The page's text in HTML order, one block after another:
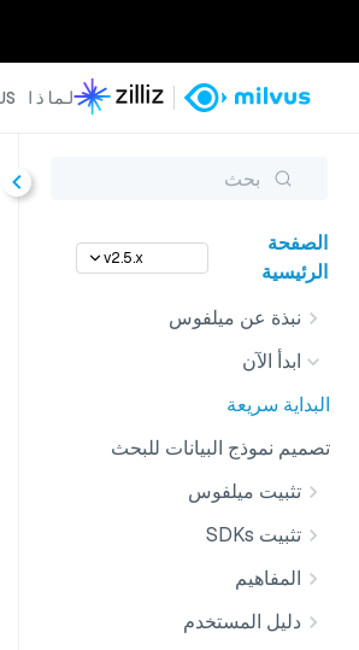
لماذا MILVUS؟
بحث
الصفحة
الرئيسية
v2.5.x
نبذة عن ميلفوس
ابدأ الآن
البداية سريعة
تصميم نموذج البيانات للبحث
تثبيت ميلفوس
تثبيت SDKs
المفاهيم
دليل المستخدم